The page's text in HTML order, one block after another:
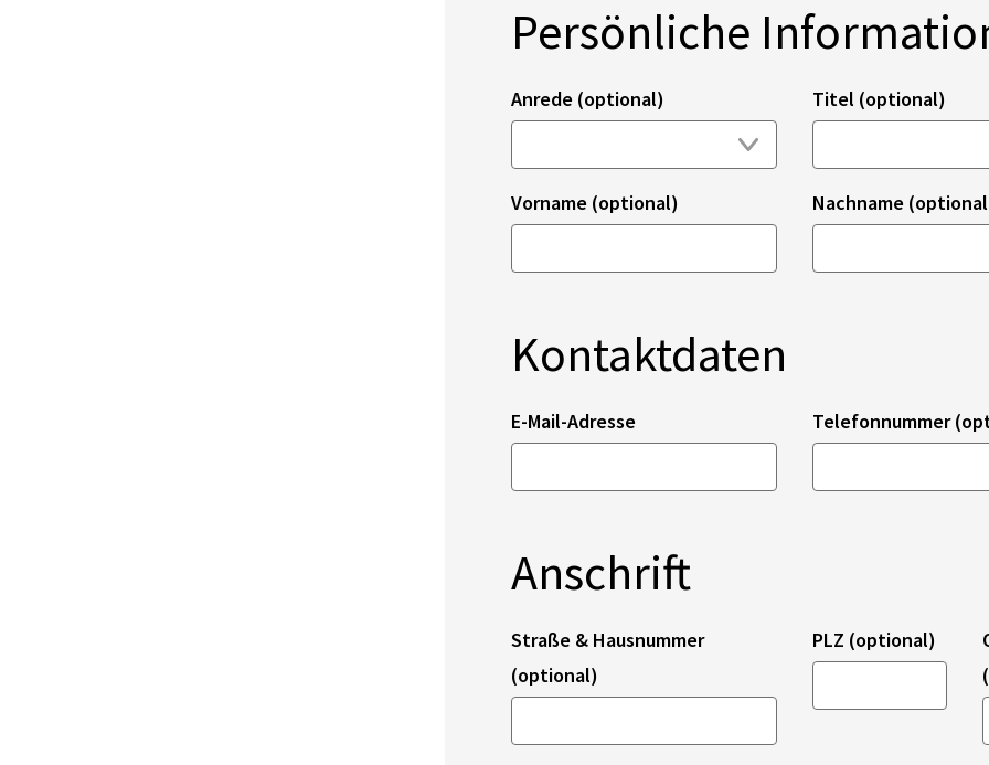
Persönliche
Anrede (optional) Titel (optional)
Vorname (optional) Nachname
Kontaktdaten
E-Mail-Adresse Telefonnummer
Anschrift
Straße & Hausnummer
(optional)
PLZ (optional)